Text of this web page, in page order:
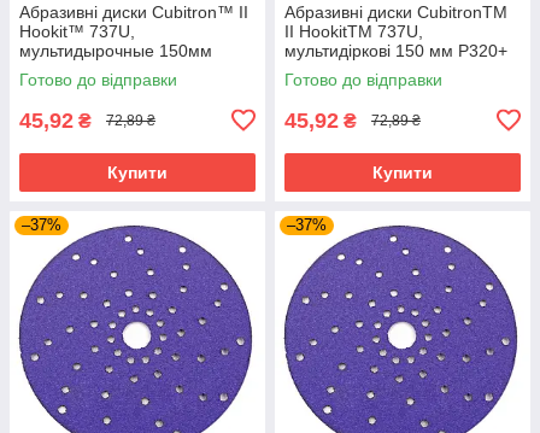
Абразивні диски Cubitron™ II
Hookit™ 737U,
мультидырочные 150мм
P80+
Готово до відправки
45,92 ₴ 72,89 ₴
Купити
Абразивні диски CubitronTM
II HookitTM 737U,
мультидіркові 150 мм P320+
Готово до відправки
45,92 ₴ 72,89 ₴
Купити
–37% –37%